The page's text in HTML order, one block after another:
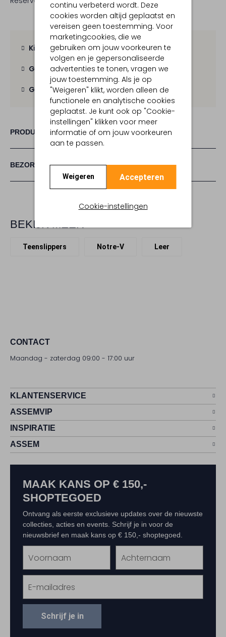
continu verbeterd wordt. Deze
cookies worden altijd geplaatst en
vereisen geen toestemming. Voor
marketingcookies, die we
gebruiken om jouw voorkeuren te
volgen en je gepersonaliseerde
advertenties te tonen, vragen we
jouw toestemming. Als je op
"Weigeren" klikt, worden alleen de
functionele en analytische cookies
geplaatst. Je kunt ook op "Cookie-
instellingen" klikken voor meer
informatie of om jouw voorkeuren
aan te passen.
Weigeren Accepteren
Cookie-instellingen
Kies zelf je bezorgmoment
Gratis verzending vanaf € 100,-
Gratis retourbinnen 30 dagen
PRODUCT INFORMATIE
BEZORGEN & RETOURNEREN
BEKIJK MEER
Teenslippers Notre-V Leer
CONTACT
Maandag - zaterdag 09:00 - 17:00 uur
KLANTENSERVICE
ASSEMVIP
INSPIRATIE
ASSEM
MAAK KANS OP € 150,-
SHOPTEGOED
Ontvang als eerste exclusieve updates over de nieuwste
collecties, acties en events. Schrijf je in voor de
nieuwsbrief en maak kans op € 150,- shoptegoed.
Schrijf je in